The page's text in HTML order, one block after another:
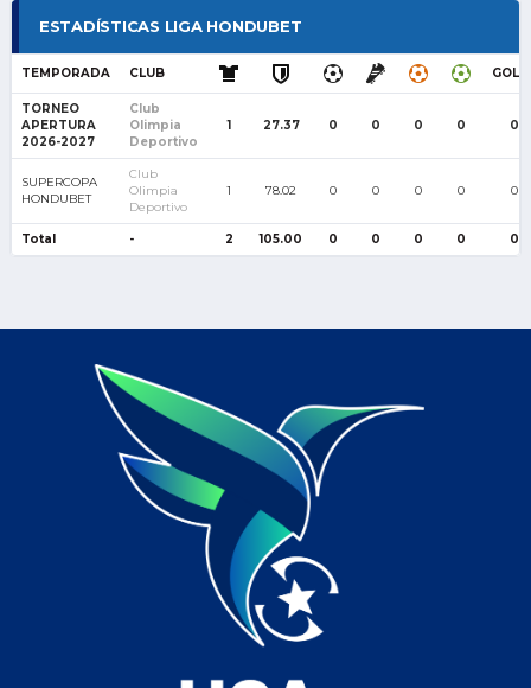
ESTADÍSTICAS LIGA HONDUBET
TEMPORADA CLUB
TORNEO
APERTURA
2026-2027
Club
Olimpia
Deportivo
1 27.37 0 0 0 0 0
SUPERCOPA
HONDUBET
Club
Olimpia
Deportivo
1 78.02 0 0 0 0 0
Total - 2 105.00 0 0 0 0 0